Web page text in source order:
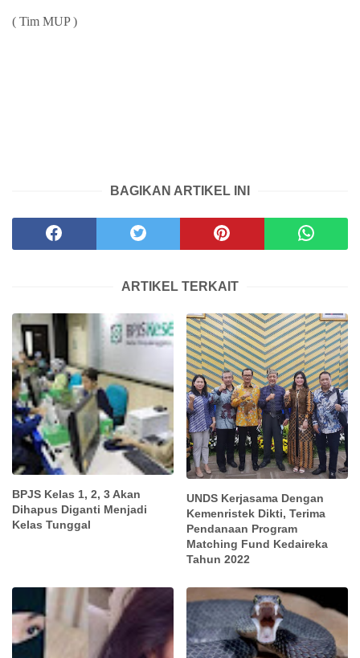
( Tim MUP )
BAGIKAN ARTIKEL INI
ARTIKEL TERKAIT
BPJS Kelas 1, 2, 3 Akan
Dihapus Diganti Menjadi
Kelas Tunggal
UNDS Kerjasama Dengan
Kemenristek Dikti, Terima
Pendanaan Program
Matching Fund Kedaireka
Tahun 2022